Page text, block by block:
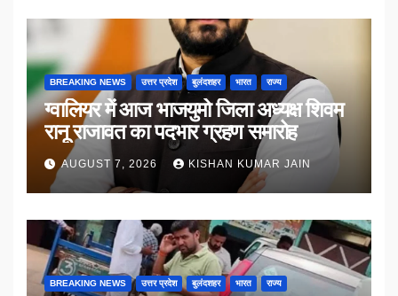
BREAKING NEWS उत्तर प्रदेश बुलंदशहर भारत राज्य
ग्वालियर में आज भाजयुमो जिला अध्यक्ष शिवम
रानू राजावत का पदभार ग्रहण समारोह
AUGUST 7, 2026 KISHAN KUMAR JAIN
BREAKING NEWS उत्तर प्रदेश बुलंदशहर भारत राज्य